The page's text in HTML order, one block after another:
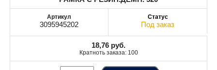
3095945202 Под заказ
18,76 руб.
Кратноть заказа: 100